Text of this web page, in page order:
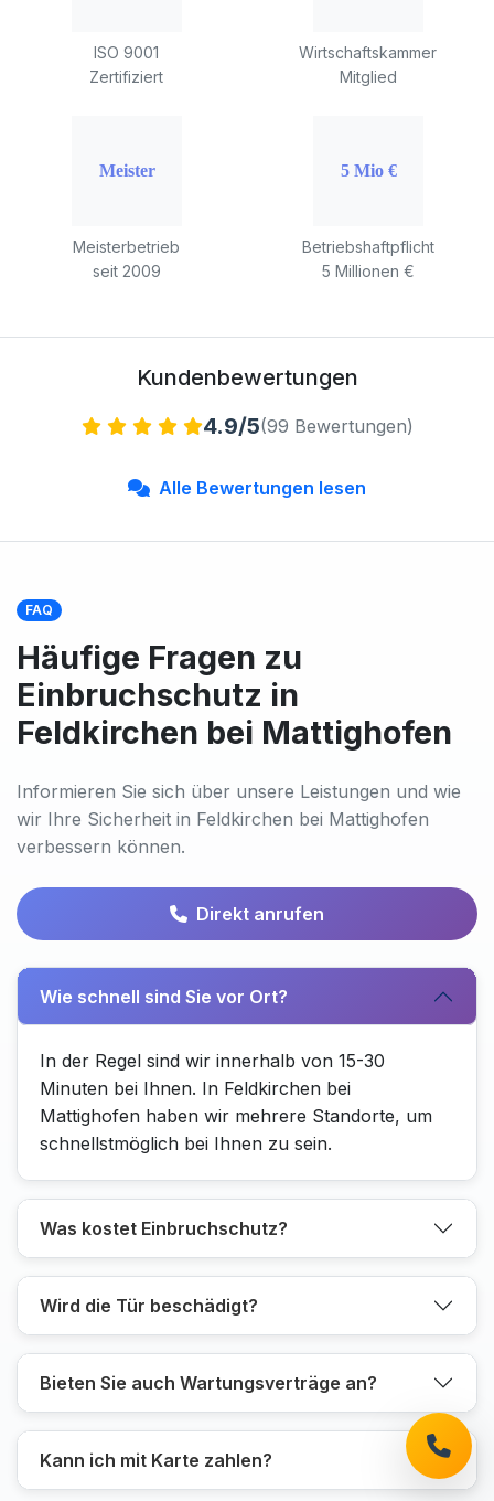
ISO 9001
Zertifiziert
Wirtschaftskammer
Mitglied
Meisterbetrieb
seit 2009
Betriebshaftpflicht
5 Millionen €
Kundenbewertungen
4.9/5(99 Bewertungen)
Alle Bewertungen lesen
FAQ
Häufige Fragen zu
Einbruchschutz in
Feldkirchen bei Mattighofen
Informieren Sie sich über unsere Leistungen und wie
wir Ihre Sicherheit in Feldkirchen bei Mattighofen
verbessern können.
Direkt anrufen
Wie schnell sind Sie vor Ort?
In der Regel sind wir innerhalb von 15-30
Minuten bei Ihnen. In Feldkirchen bei
Mattighofen haben wir mehrere Standorte, um
schnellstmöglich bei Ihnen zu sein.
Was kostet Einbruchschutz?
Wird die Tür beschädigt?
Bieten Sie auch Wartungsverträge an?
Kann ich mit Karte zahlen?